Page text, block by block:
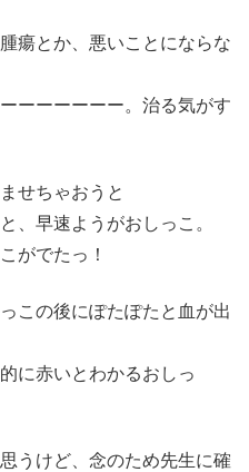
瘍とか、悪いことにならな
ーーーーーー。治る気がす
せちゃおうと
、早速ようがおしっこ。
がでたっ！
この後にぽたぽたと血が出
に赤いとわかるおしっ
うけど、念のため先生に確